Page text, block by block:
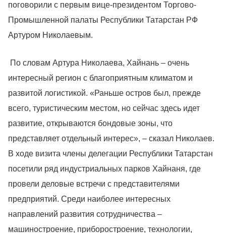
поговорили с первым вице-президентом Торгово-
Промышленной палаты Республики Татарстан РФ
Артуром Николаевым.
По словам Артура Николаева, Хайнань – очень
интересный регион с благоприятным климатом и
развитой логистикой. «Раньше остров был, прежде
всего, туристическим местом, но сейчас здесь идет
развитие, открываются бондовые зоны, что
представляет отдельный интерес», – сказал Николаев.
В ходе визита члены делегации Республики Татарстан
посетили ряд индустриальных парков Хайнаня, где
провели деловые встречи с представителями
предприятий. Среди наиболее интересных
направлений развития сотрудничества –
машиностроение, приборостроение, технологии,